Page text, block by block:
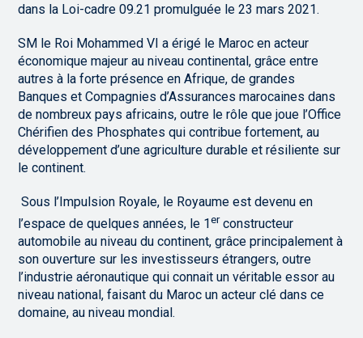
dans la Loi-cadre 09.21 promulguée le 23 mars 2021.
SM le Roi Mohammed VI a érigé le Maroc en acteur
économique majeur au niveau continental, grâce entre
autres à la forte présence en Afrique, de grandes
Banques et Compagnies d’Assurances marocaines dans
de nombreux pays africains, outre le rôle que joue l’Office
Chérifien des Phosphates qui contribue fortement, au
développement d’une agriculture durable et résiliente sur
le continent.
Sous l’Impulsion Royale, le Royaume est devenu en
l’espace de quelques années, le 1er constructeur
automobile au niveau du continent, grâce principalement à
son ouverture sur les investisseurs étrangers, outre
l’industrie aéronautique qui connait un véritable essor au
niveau national, faisant du Maroc un acteur clé dans ce
domaine, au niveau mondial.